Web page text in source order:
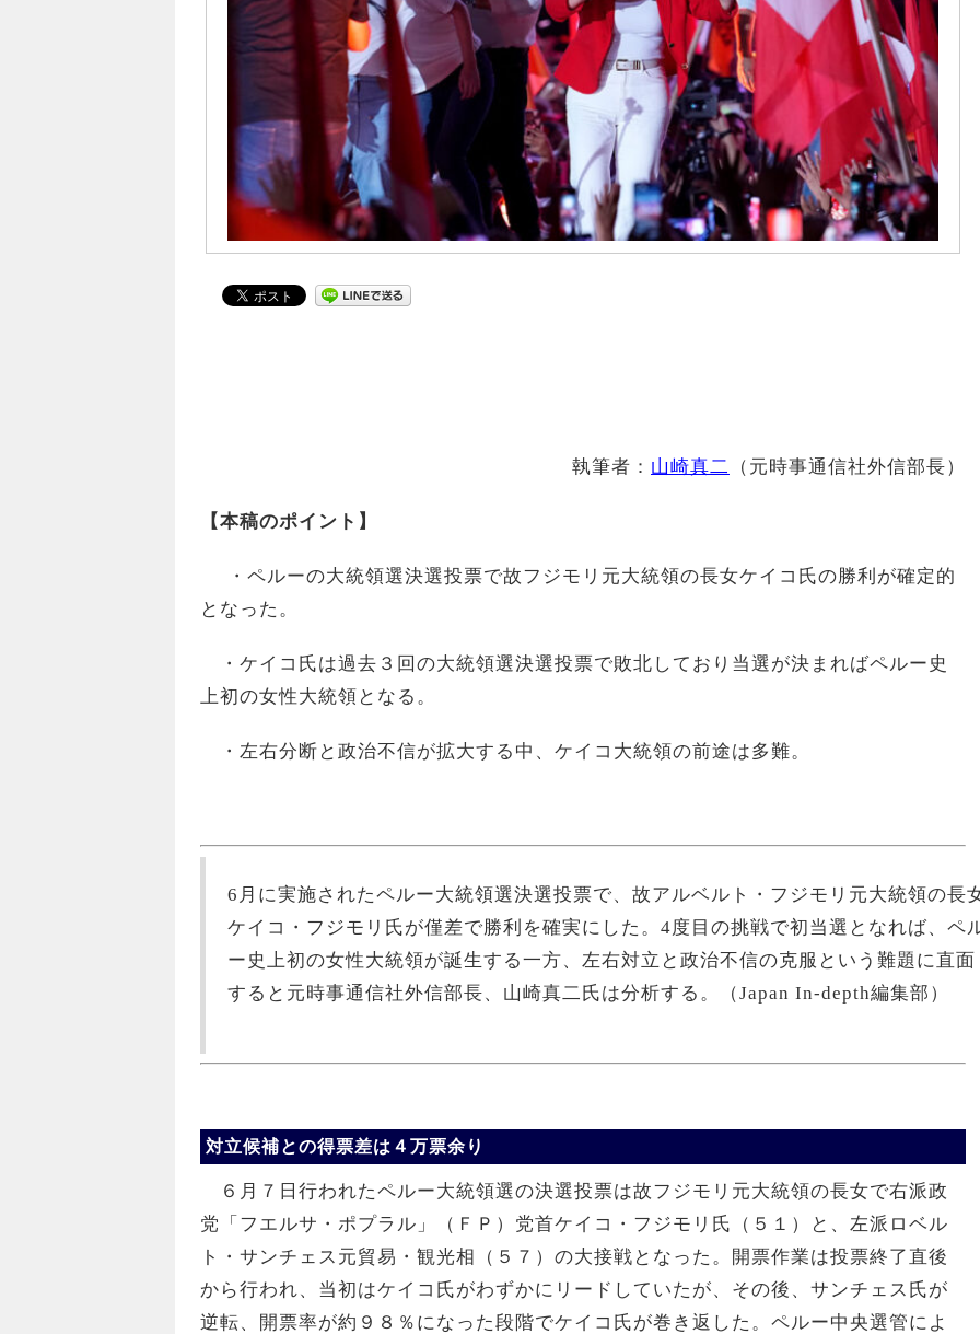
執筆者： 山崎真二 （ 元時事通信社外信部長）
【本稿のポイント】
・ペルーの大統領選決選投票で故フジモリ元大統領の長女ケイコ氏の勝利が確定的
となった。
・ケイコ氏は過去３回の大統領選決選投票で敗北しており当選が決まればペルー史
上初の女性大統領となる。
・左右分断と政治不信が拡大する中、ケイコ大統領の前途は多難。
6月に実施されたペルー大統領選決選投票で、故アルベルト・フジモリ元大統領の長
ケイコ・フジモリ氏が僅差で勝利を確実にした。4度目の挑戦で初当選となれば、ペ
ー史上初の女性大統領が誕生する一方、左右対立と政治不信の克服という難題に直面
すると元時事通信社外信部長、山崎真二氏は分析する。
（Japan In-depth編集部）
対立候補との得票差は４万票余り
６月７日行われたペルー大統領選の決選投票は故フジモリ元大統領の長女で右派政
党「フエルサ・ポプラル」（ＦＰ）党首ケイコ・フジモリ氏（５１）と、左派ロベル
ト・サンチェス元貿易・観光相（５７）の大接戦となった。開票作業は投票終了直後
から行われ、当初はケイコ氏がわずかにリードしていたが、その後、サンチェス氏が
逆転、開票率が約９８％になった段階でケイコ氏が巻き返した。ペルー中央選管によ